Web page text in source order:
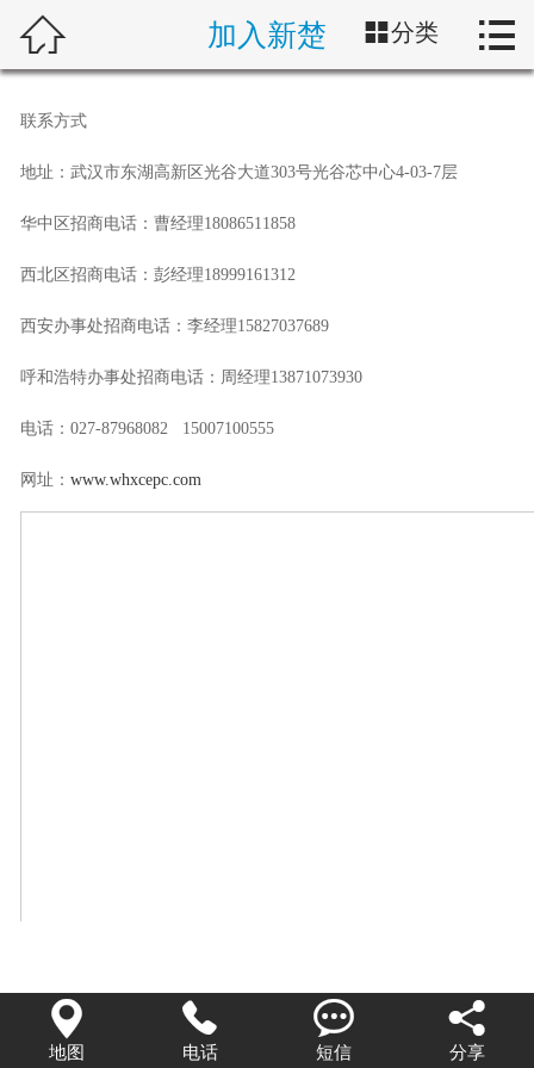
 首页
 加入新楚 分类 
联系方式
地址：武汉市东湖高新区光谷大道303号光谷芯中心4-03-7层
华中区招商电话：曹经理18086511858
西北区招商电话：彭经理18999161312
西安办事处招商电话：李经理15827037689
呼和浩特办事处招商电话：周经理13871073930
电话：027-87968082 15007100555
网址： www.whxcepc.com

地图

电话

短信

分享